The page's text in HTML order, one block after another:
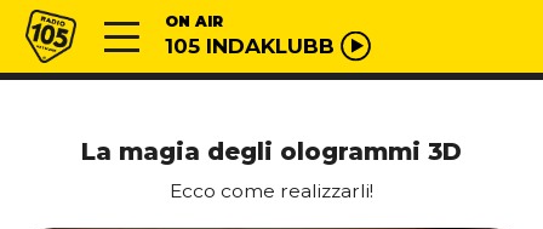
Vai al contenuto
Radio 105 ON AIR
105 INDAKLUBB
La magia degli ologrammi 3D
Ecco come realizzarli!